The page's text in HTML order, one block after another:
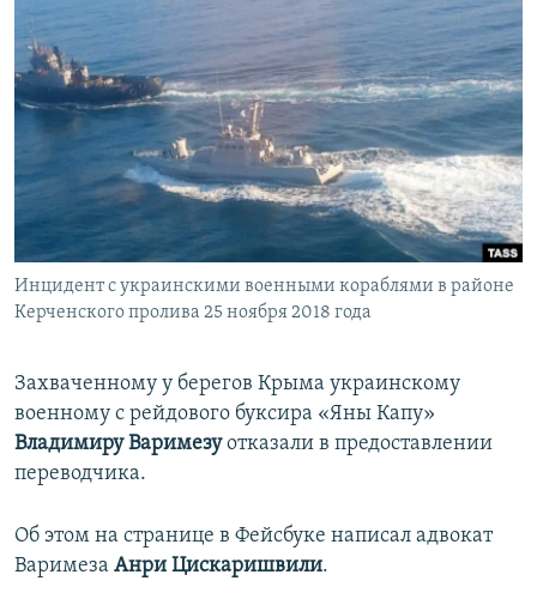
СОВЕТЫ ПРАВОЗАЩИТНИКОВ
ПРОПАВШИЕ БЕЗ ВЕСТИ
ПОБЕДИТЕЛЕЙ НЕ СУДЯТ?
КРЫМ.НЕПОКОРЕННЫЙ
УКРАИНСКАЯ ПРОБЛЕМА КРЫМА
Українською
Qırımtatar
ПРИСОЕДИНЯЙТЕСЬ!
Все сайты RFE/RL
Инцидент с украинскими военными кораблями в районе
Керченского пролива 25 ноября 2018 года
Захваченному у берегов Крыма украинскому
военному с рейдового буксира «Яны Капу»
Владимиру Варимезуотказали в предоставлении
переводчика.
Об этом на странице в Фейсбуке написал адвокат
Варимеза Анри Цискаришвили.